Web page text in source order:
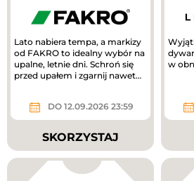
Lato nabiera tempa, a markizy
od FAKRO to idealny wybór na
upalne, letnie dni. Schroń się
przed upałem i zgarnij nawet
DO 12.09.2026 23:59
SKORZYSTAJ
w